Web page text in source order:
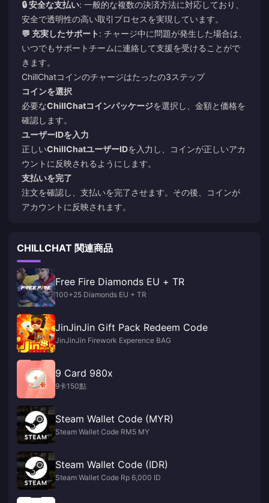
🔒 安全な支払い: 一般的な複数の決済方法に対応しており、
安全で透明性の高い取引プロセスを実現しています。
💬 充実したサポート : チャージ中に問題が発生した場合は、
いつでもサポートチームに連絡して支援を受けることがで
きます。
ChillChatコインのチャージはたったの3ステップ
コインを選択
必要なChillChatコインパッケージを選択し、金額と価格を
確認します。
ユーザーIDを入力
正しいChillChatユーザーIDを入力し、コインが正しいアカ
ウントに反映されるようにします。
支払いを完了
注文を確認し、支払いを完了させます。その後、コインが
アカウントに反映されます。
CHILLCHAT 関連商品
Free Fire Diamonds EU + TR
100+25 Diamonds EU + TR
JinJinJin Gift Pack Redeem Code
JinJinJin Firework Experence BAG
9 Card 980x
9卡150點
Steam Wallet Code (MYR)
Steam Wallet Code RM5 MY
Steam Wallet Code (IDR)
Steam Wallet Code Rp 6,000 ID